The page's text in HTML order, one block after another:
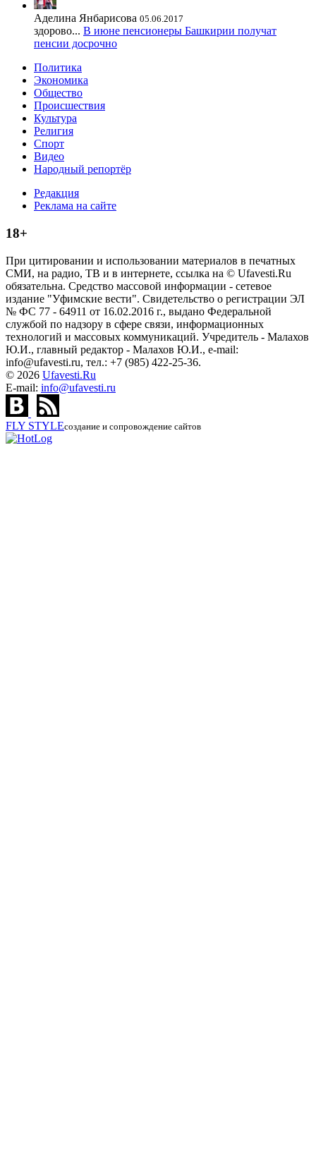
Аделина Янбарисова 05.06.2017
здорово... В июне пенсионеры Башкирии получат
пенсии досрочно
Политика
Экономика
Общество
Происшествия
Культура
Религия
Спорт
Видео
Народный репортёр
Редакция
Реклама на сайте
18+
При цитировании и использовании материалов в печатных
СМИ, на радио, ТВ и в интернете, ссылка на © Ufavesti.Ru
обязательна. Средство массовой информации - сетевое
издание "Уфимские вести". Свидетельство о регистрации ЭЛ
№ ФС 77 - 64911 от 16.02.2016 г., выдано Федеральной
службой по надзору в сфере связи, информационных
технологий и массовых коммуникаций. Учредитель - Малахов
Ю.И., главный редактор - Малахов Ю.И., e-mail:
info@ufavesti.ru, тел.: +7 (985) 422-25-36.
© 2026 Ufavesti.Ru
E-mail: info@ufavesti.ru
FLY STYLEсоздание и сопровождение сайтов